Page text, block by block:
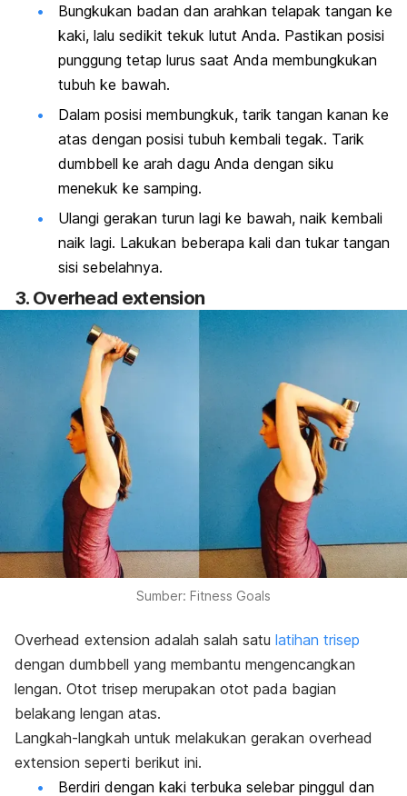
Bungkukan badan dan arahkan telapak tangan ke
kaki, lalu sedikit tekuk lutut Anda. Pastikan posisi
punggung tetap lurus saat Anda membungkukan
tubuh ke bawah.
Dalam posisi membungkuk, tarik tangan kanan ke
atas dengan posisi tubuh kembali tegak. Tarik
dumbbell ke arah dagu Anda dengan siku
menekuk ke samping.
Ulangi gerakan turun lagi ke bawah, naik kembali
naik lagi. Lakukan beberapa kali dan tukar tangan
sisi sebelahnya.
3. Overhead extension
Sumber: Fitness Goals
Overhead extension adalah salah satu latihan trisep
dengan dumbbell yang membantu mengencangkan
lengan. Otot trisep merupakan otot pada bagian
belakang lengan atas.
Langkah-langkah untuk melakukan gerakan overhead
extension seperti berikut ini.
Berdiri dengan kaki terbuka selebar pinggul dan